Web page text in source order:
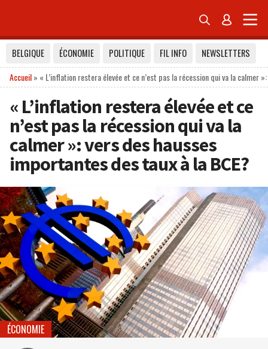
 
BELGIQUE ÉCONOMIE POLITIQUE FIL INFO
NEWSLETTERS
Accueil» « L’inflation restera élevée et ce n’est pas la récession qui va la calmer
« L’inflation restera élevée et ce
n’est pas la récession qui va la
calmer »: vers des hausses
importantes des taux à la BCE?
ÉCONOMIE